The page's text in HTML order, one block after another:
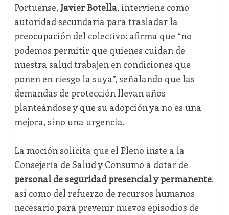
Portuense, Javier Botella, interviene como
autoridad secundaria para trasladar la
preocupación del colectivo: afirma que “no
podemos permitir que quienes cuidan de
nuestra salud trabajen en condiciones que
ponen en riesgo la suya”, señalando que las
demandas de protección llevan años
planteándose y que su adopción ya no es una
mejora, sino una urgencia.
La moción solicita que el Pleno inste a la
Consejería de Salud y Consumo a dotar de
personal de seguridad presencial y permanente,
así como del refuerzo de recursos humanos
necesario para prevenir nuevos episodios de